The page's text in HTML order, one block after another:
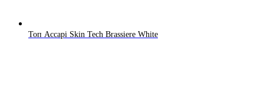
Топ Accapi Skin Tech Brassiere White